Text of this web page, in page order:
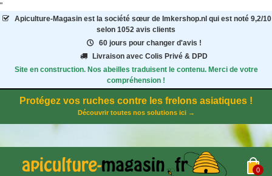
"
Apiculture-Magasinest la société sœur de Imkershop.nl qui est noté 9,2/10
selon 1052 avis clients
60 jours pour changer d'avis !
Livraison avec Colis Privé & DPD
Site en construction. Nos abeilles traduisent le contenu. Merci de votre
compréhension !
Protégez vos ruches contre les frelons asiatiques !
Découvrir toutes nos solutions ici →
0